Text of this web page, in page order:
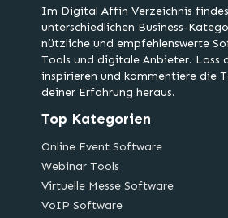
Im Digital Affin Verzeichnis
unterschiedlichen Business-
nützliche und empfehlenswerte
Tools und digitale Anbieter. Lass
inspirieren und kommentiere die
deiner Erfahrung heraus.
Top Kategorien
Online Event Software
Webinar Tools
Virtuelle Messe Software
VoIP Software